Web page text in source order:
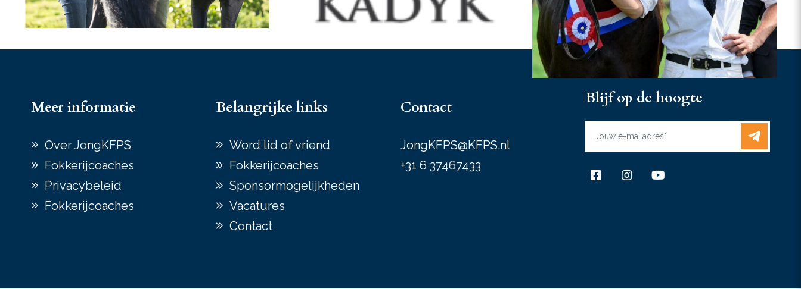
Meer informatie
Over JongKFPS
Fokkerijcoaches
Privacybeleid
Fokkerijcoaches
Belangrijke links
Word lid of vriend
Fokkerijcoaches
Sponsormogelijkheden
Vacatures
Contact
Contact
JongKFPS@KFPS.nl
+31 6 37467433
Blijf op de hoogte